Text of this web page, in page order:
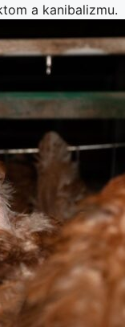
a kanibalizmu.